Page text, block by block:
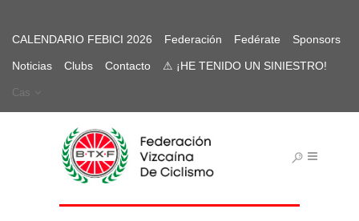
CALENDARIO FEBICI 2026 Federación Fedérate Sponsors
Noticias Clubs Contacto ⚠ ¡HE TENIDO UN SINIESTRO!
Cas